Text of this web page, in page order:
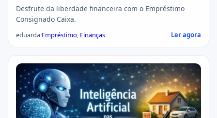
Desfrute da liberdade financeira com o Empréstimo
Consignado Caixa.
eduarda·Empréstimo, Finanças Ler agora